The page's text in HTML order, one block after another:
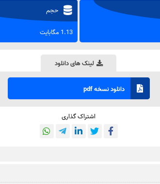
حجم
1.13 مگابایت
لینک های دانلود
دانلود نسخه pdf
اشتراک گذاری